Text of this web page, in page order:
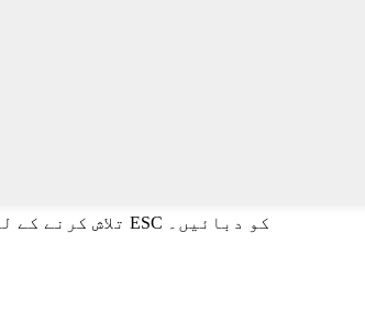
تلاش کرنے کے لیے انٹر یا بند کرنے کے لیے ESC کو دبائیں۔